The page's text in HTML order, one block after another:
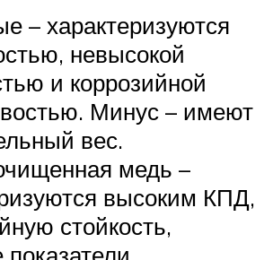
– характеризуются
невысокой
и коррозийной
Минус – имеют
вес.
медь –
высоким КПД,
стойкость,